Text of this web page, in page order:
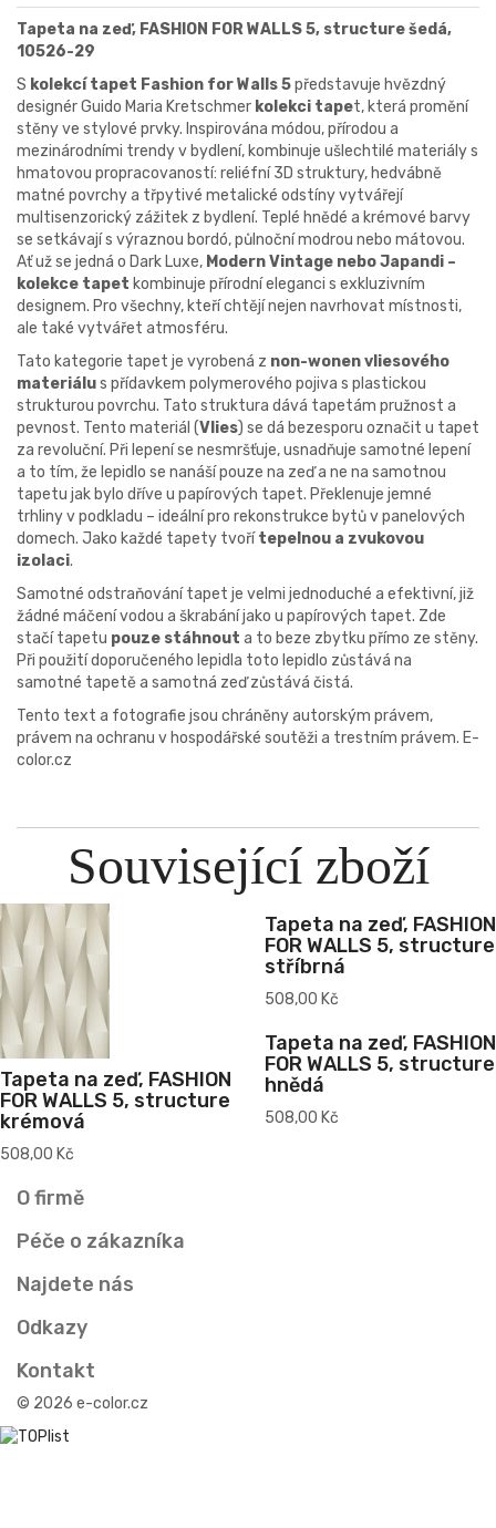
Tapeta na zeď, FASHION FOR WALLS 5, structure šedá,
10526-29
S kolekcí tapet Fashion for Walls 5představuje hvězdný
designér Guido Maria Kretschmer kolekci tapet, která promění
stěny ve stylové prvky. Inspirována módou, přírodou a
mezinárodními trendy v bydlení, kombinuje ušlechtilé materiály s
hmatovou propracovaností: reliéfní 3D struktury, hedvábně
matné povrchy a třpytivé metalické odstíny vytvářejí
multisenzorický zážitek z bydlení. Teplé hnědé a krémové barvy
se setkávají s výraznou bordó, půlnoční modrou nebo mátovou.
Ať už se jedná o Dark Luxe, Modern Vintage nebo Japandi –
kolekce tapet kombinuje přírodní eleganci s exkluzivním
designem. Pro všechny, kteří chtějí nejen navrhovat místnosti,
ale také vytvářet atmosféru.
Tato kategorie tapet je vyrobená z non-wonen vliesového
materiálus přídavkem polymerového pojiva s plastickou
strukturou povrchu. Tato struktura dává tapetám pružnost a
pevnost. Tento materiál (Vlies) se dá bezesporu označit u tapet
za revoluční. Při lepení se nesmršťuje, usnadňuje samotné lepení
a to tím, že lepidlo se nanáší pouze na zeď a ne na samotnou
tapetu jak bylo dříve u papírových tapet. Překlenuje jemné
trhliny v podkladu – ideální pro rekonstrukce bytů v panelových
domech. Jako každé tapety tvořítepelnou a zvukovou
izolaci.
Samotné odstraňování tapet je velmi jednoduché a efektivní, již
žádné máčení vodou a škrabání jako u papírových tapet. Zde
stačí tapetu pouze stáhnout a to beze zbytku přímo ze stěny.
Při použití doporučeného lepidla toto lepidlo zůstává na
samotné tapetě a samotná zeď zůstává čistá.
Tento text a fotografie jsou chráněny autorským právem,
právem na ochranu v hospodářské soutěži a trestním právem. E-
color.cz
Související zboží
Tapeta na zeď, FASHION
FOR WALLS 5, structure
krémová
508,00 Kč
Tapeta na zeď, FASHION
FOR WALLS 5, structure
stříbrná
508,00 Kč
Tapeta na zeď, FASHION
FOR WALLS 5, structure
hnědá
508,00 Kč
O firmě
Péče o zákazníka
Najdete nás
Odkazy
Kontakt
© 2026 e-color.cz